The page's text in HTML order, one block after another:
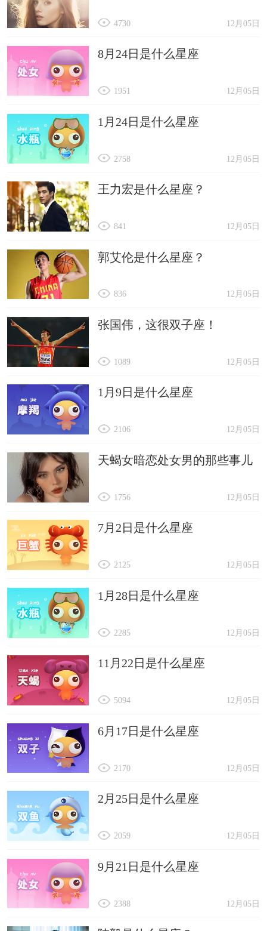
12月05日
4730
8月24日是什么星座
12月05日
1951
1月24日是什么星座
12月05日
2758
王力宏是什么星座？
12月05日
841
郭艾伦是什么星座？
12月05日
836
张国伟，这很双子座！
12月05日
1089
1月9日是什么星座
12月05日
2106
天蝎女暗恋处女男的那些事儿
12月05日
1756
7月2日是什么星座
12月05日
2125
1月28日是什么星座
12月05日
2285
11月22日是什么星座
12月05日
5094
6月17日是什么星座
12月05日
2170
2月25日是什么星座
12月05日
2059
9月21日是什么星座
12月05日
2388